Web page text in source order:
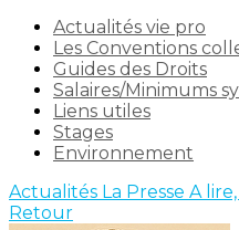
Actualités vie pro
Les Conventions
Guides des Droits
Salaires/Minimums
Liens utiles
Stages
Environnement
Actualités La Presse A
Retour